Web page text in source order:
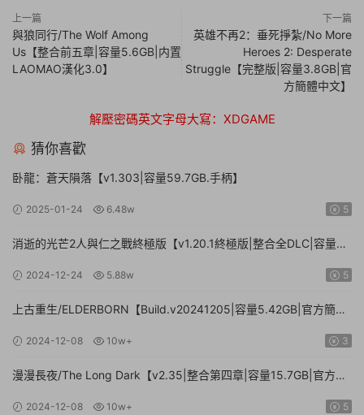
上一篇
與狼同行/The Wolf Among
Us【整合前五章|容量5.6GB|内置
LAOMAO漢化3.0】
下一篇
英雄不再2：垂死掙紮/No More
Heroes 2: Desperate
Struggle【完整版|容量3.8GB|官
方簡體中文】
解壓密碼英文字母大寫：XDGAME
猜你喜歡
卧龍：蒼天隕落【v1.303|容量59.7GB.手柄】
2025-01-24 6.48w 5
消逝的光芒2人與仁之戰終極版【v1.20.1終極版|整合全DLC|容量
2024-12-24 5.88w 5
上古重生/ELDERBORN【Build.v20241205|容量5.42GB|官方簡體
2024-12-08 10w+ 3
漫漫長夜/The Long Dark【v2.35|整合第四章|容量15.7GB|官方簡
2024-12-08 10w+ 5